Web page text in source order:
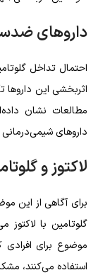
داروهای
احتمال تداخل
اثربخشی این
مطالعات نشان
داروهای
لاکتوز و
برای آگاهی از این
گلوتامین با
موضوع برای افرادی
استفاده می‌کنند،